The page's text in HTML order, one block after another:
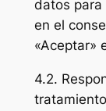
datos para
en el
«Aceptar»
4.2.